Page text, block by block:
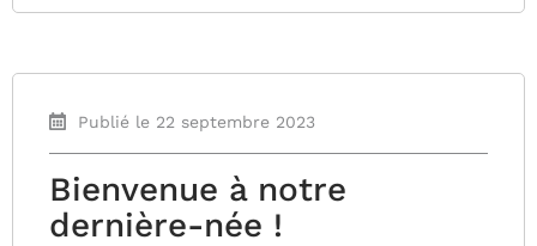
Publié le 22 septembre 2023
Bienvenue à notre
dernière-née !